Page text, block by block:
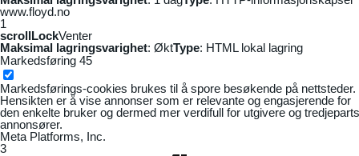
www.floyd.no
1
scrollLockVenter
Maksimal lagringsvarighet: ØktType: HTML lokal lagring
Markedsføring 45
Markedsførings-cookies brukes til å spore besøkende på nettsteder.
Hensikten er å vise annonser som er relevante og engasjerende for
den enkelte bruker og dermed mer verdifull for utgivere og tredjeparts
annonsører.
Meta Platforms, Inc.
3